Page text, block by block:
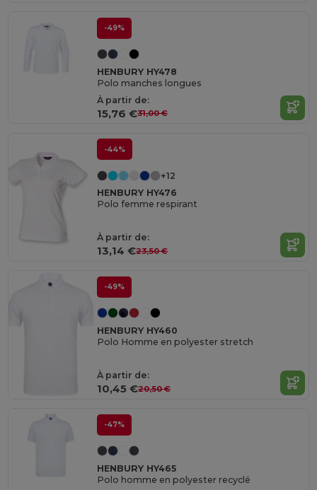
-49%
HENBURY HY478
Polo manches longues
À partir de:
15,76 €31,00 €
-44%
+12
HENBURY HY476
Polo femme respirant
À partir de:
13,14 €23,50 €
-49%
HENBURY HY460
Polo Homme en polyester stretch
À partir de:
10,45 €20,50 €
-47%
HENBURY HY465
Polo homme en polyester recyclé